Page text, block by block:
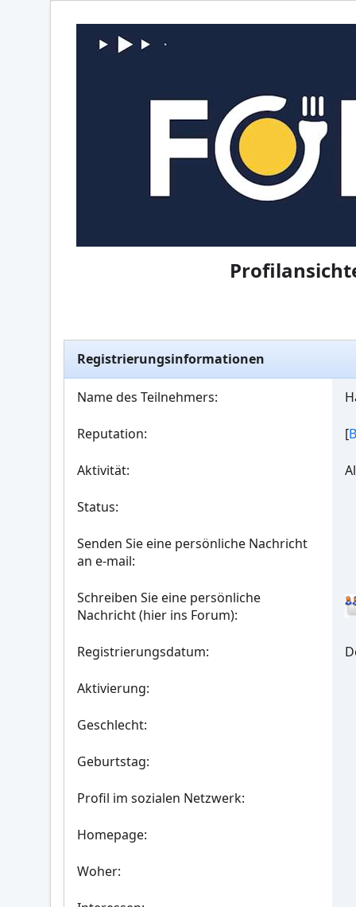
Registrierungsinformationen
Name des Teilnehmers:
Reputation: [
Aktivität:
Status:
Senden Sie eine persönliche Nachricht
an e-mail:
Schreiben Sie eine persönliche
Nachricht (hier ins Forum):
Registrierungsdatum:
Aktivierung:
Geschlecht:
Geburtstag:
Profil im sozialen Netzwerk:
Homepage:
Woher: